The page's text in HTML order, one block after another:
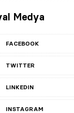
Medya
FACEBOOK
TWITTER
LINKEDIN
INSTAGRAM